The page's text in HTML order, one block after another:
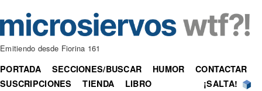
Emitiendo desde Fiorina 161
PORTADA SECCIONES/BUSCAR HUMOR
CONTACTAR
SUSCRIPCIONES
TIENDA LIBRO ¡SALTA!